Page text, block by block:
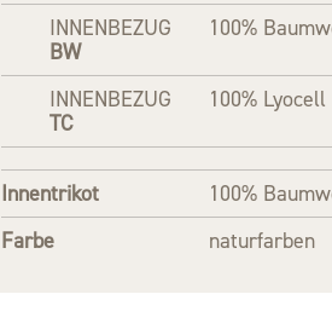
INNENBEZUG
BW
100%
INNENBEZUG
TC
100%
Innentrikot 100%
Farbe
naturfarben